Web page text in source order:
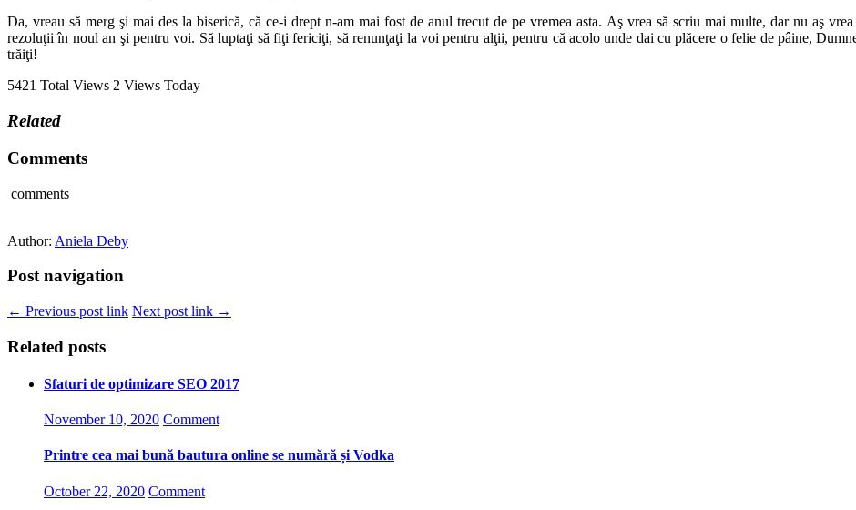
Da, vreau să merg şi mai des la biserică, că ce-i drept n-am mai fost de anul trecut de pe vremea asta. Aş vrea să scriu mai multe, dar nu aş
rezoluţii în noul an şi pentru voi. Să luptaţi să fiţi fericiţi, să renunţaţi la voi pentru alţii, pentru că acolo unde dai cu plăcere o felie de pâine,
trăiţi!
5421 Total Views 2 Views Today
Related
Comments
comments
Author: Aniela Deby
Post navigation
← Previous post link Next post link →
Related posts
Sfaturi de optimizare SEO 2017
November 10, 2020 Comment
Printre cea mai bună bautura online se numără și Vodka
October 22, 2020 Comment